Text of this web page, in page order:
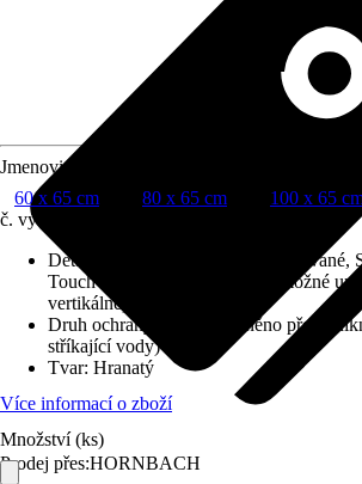
Prodej přes:HORNBACH
Jmenovitý rozměr v cm
60 x 65 cm
80 x 65 cm 100 x 65
č. výrobku
Detaily výrobku
Osvětlení
Touch Sensor, Reversibilní (je možné
vertikálně)
Druh ochrany
IP 44 (chráněno před
stříkající vody)
Tvar: Hranatý
Více informací o zboží
Množství (ks)